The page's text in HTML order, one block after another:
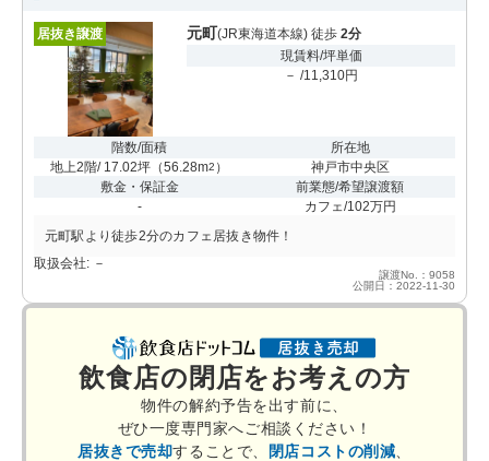
居抜き譲渡 元町(JR東海道本線) 徒歩 2分
現賃料/坪単価
－ /11,310円
階数/面積
地上2階/ 17.02坪 （56.28m2 ）
所在地
神戸市中央区
敷金・保証金
-
前業態/希望譲渡額
カフェ/102万円
元町駅より徒歩2分のカフェ居抜き物件！
取扱会社: －
譲渡No.：9058
公開日：2022-11-30
飲食店の閉店をお考えの方
物件の解約予告を出す前に、
ぜひ一度専門家へご相談ください！
居抜きで売却することで、 閉店コストの削減